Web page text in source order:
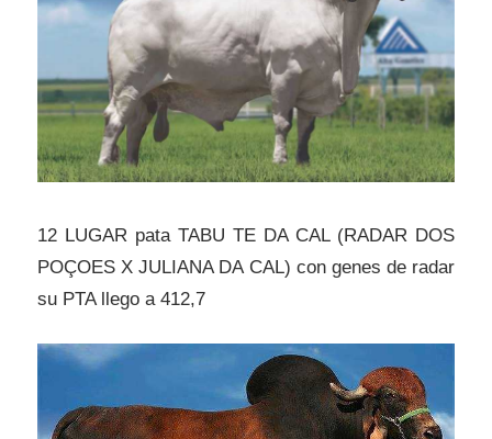
12 LUGAR pata TABU TE DA CAL (RADAR DOS
POÇOES X JULIANA DA CAL) con genes de radar
su PTA llego a 412,7